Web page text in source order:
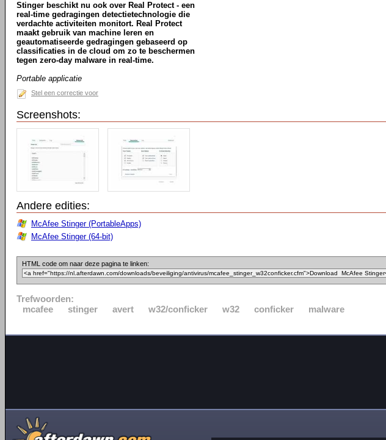
Stinger beschikt nu ook over Real Protect - een
real-time gedragingen detectietechnologie die
verdachte activiteiten monitort. Real Protect
maakt gebruik van machine leren en
geautomatiseerde gedragingen gebaseerd op
classificaties in de cloud om zo te beschermen
tegen zero-day malware in real-time.
Portable applicatie
Stel een correctie voor
Screenshots:
Andere edities:
McAfee Stinger (PortableApps)
McAfee Stinger (64-bit)
HTML code om naar deze pagina te linken:
Trefwoorden:
mcafee
stinger avert w32/conficker w32 conficker malware